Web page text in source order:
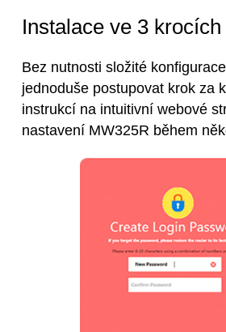
Instalace ve 3 krocích
Bez nutnosti složité
jednoduše postupovat krok za
instrukcí na intuitivní webové
nastavení MW325R během